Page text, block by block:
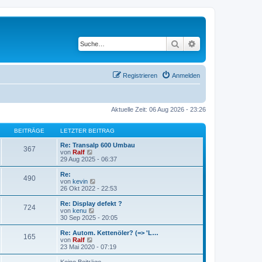
Suche
Anmelden
Registrieren
Aktuelle Zeit: 06 Aug 2026 - 23:26
BEITRÄGE LETZTER BEITRAG
367
Re: Transalp 600 Umbau
von Ralf
e
u
s
t
B
e
i
r
g
29 Aug 2025 - 06:37
490
Re:
von kevin
e
u
e
r
B
26 Okt 2022 - 22:53
724
Re: Display defekt ?
von kenu
e
u
e
30 Sep 2025 - 20:05
165
Re: Autom. Kettenöler? (=> 'L…
von Ralf
e
u
e
23 Mai 2020 - 07:19